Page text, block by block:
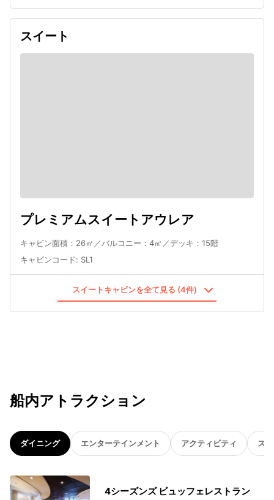
スイート
プレミアムスイートアウレア
キャビン面積：26㎡／バルコニー：4㎡／デッキ：15階
キャビンコード: SL1
スイートキャビンを全て見る (4件)
船内アトラクション
ダイニング エンターテインメント アクティビティ ス
4シーズンズ ビュッフェレストラン